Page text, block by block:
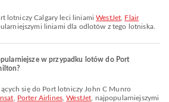
lotniczy Calgary leci liniamiWestJet Flair
liniami dla odlotów z tego lotniska.
w przypadku lotów do Port
Porter Airlines ,WestJet , najpopularniejszymi